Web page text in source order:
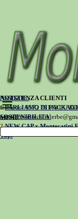
NOTIZIE:
1PARLIAMO DI
SOSTENIBILITA'
2NEW CAP x Montecatini
Top!
ASSISTENZA CLIENTI
telefono: 0572 78148 LU-
e-mail:
Salta menù
MENU'